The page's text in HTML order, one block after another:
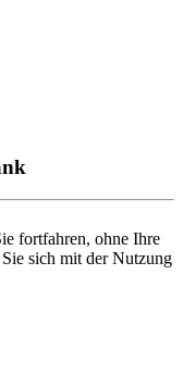
fortfahren, ohne Ihre
sich mit der Nutzung